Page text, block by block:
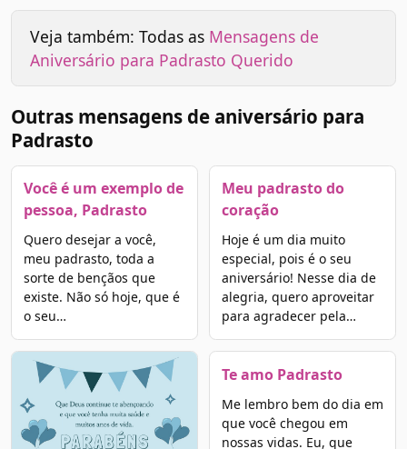
Veja também: Todas as Mensagens de
Aniversário para Padrasto Querido
Outras mensagens de aniversário para
Padrasto
Você é um exemplo de
pessoa, Padrasto
Quero desejar a você,
meu padrasto, toda a
sorte de bençãos que
existe. Não só hoje, que é
o seu…
Meu padrasto do
coração
Hoje é um dia muito
especial, pois é o seu
aniversário! Nesse dia de
alegria, quero aproveitar
para agradecer pela…
Te amo Padrasto
Me lembro bem do dia em
que você chegou em
nossas vidas. Eu, que